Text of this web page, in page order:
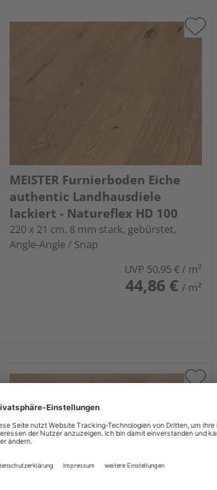
MEISTER Furnierboden Eiche
authentic Landhausdiele
lackiert - Natureflex HD 100
220 x 21 cm, 8 mm stark, gebürstet,
Angle-Angle / Snap
UVP 50,95 €/ m²
44,86 € / m²